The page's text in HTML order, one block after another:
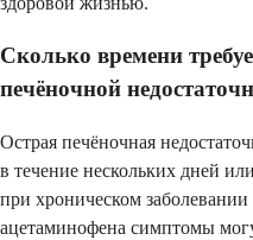
Сколько времени
печёночной
Острая печёночная
в течение нескольких дней
при хроническом
ацетаминофена симптомы